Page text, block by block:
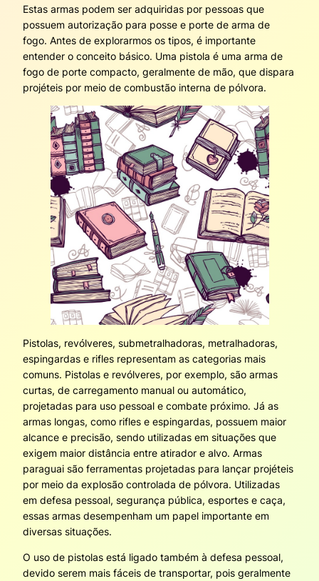
Estas armas podem ser adquiridas por pessoas que
possuem autorização para posse e porte de arma de
fogo. Antes de explorarmos os tipos, é importante
entender o conceito básico. Uma pistola é uma arma de
fogo de porte compacto, geralmente de mão, que dispara
projéteis por meio de combustão interna de pólvora.
Pistolas, revólveres, submetralhadoras, metralhadoras,
espingardas e rifles representam as categorias mais
comuns. Pistolas e revólveres, por exemplo, são armas
curtas, de carregamento manual ou automático,
projetadas para uso pessoal e combate próximo. Já as
armas longas, como rifles e espingardas, possuem maior
alcance e precisão, sendo utilizadas em situações que
exigem maior distância entre atirador e alvo. Armas
paraguai são ferramentas projetadas para lançar projéteis
por meio da explosão controlada de pólvora. Utilizadas
em defesa pessoal, segurança pública, esportes e caça,
essas armas desempenham um papel importante em
diversas situações.
O uso de pistolas está ligado também à defesa pessoal,
devido serem mais fáceis de transportar, pois geralmente